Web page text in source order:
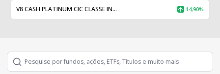
V8 CASH PLATINUM CIC CLASSE IN... 14,90%